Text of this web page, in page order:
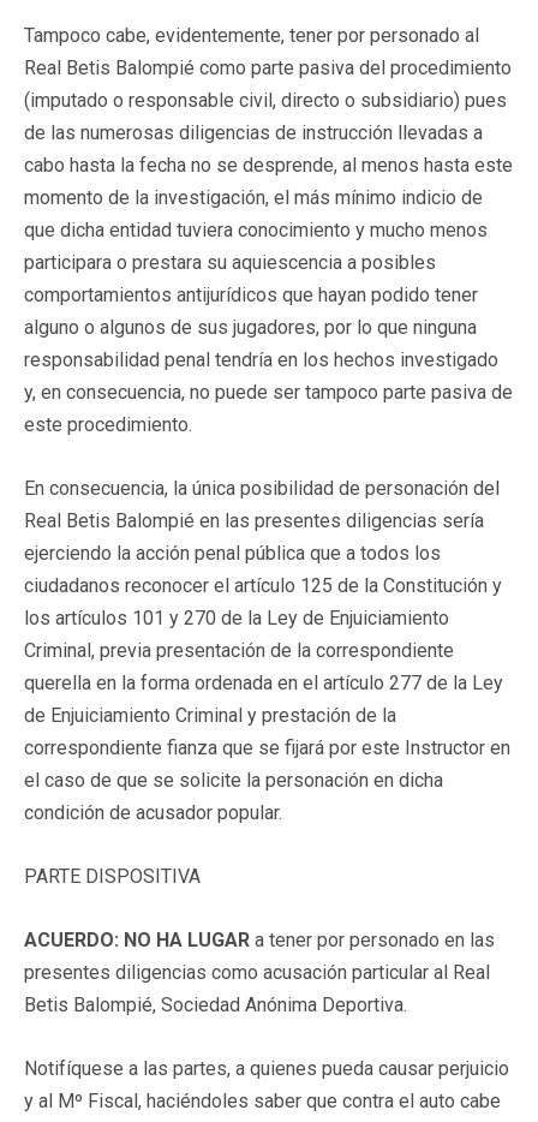
Tampoco cabe, evidentemente, tener por personado al
Real Betis Balompié como parte pasiva del procedimiento
(imputado o responsable civil, directo o subsidiario) pues
de las numerosas diligencias de instrucción llevadas a
cabo hasta la fecha no se desprende, al menos hasta este
momento de la investigación, el más mínimo indicio de
que dicha entidad tuviera conocimiento y mucho menos
participara o prestara su aquiescencia a posibles
comportamientos antijurídicos que hayan podido tener
alguno o algunos de sus jugadores, por lo que ninguna
responsabilidad penal tendría en los hechos investigado
y, en consecuencia, no puede ser tampoco parte pasiva de
este procedimiento.
En consecuencia, la única posibilidad de personación del
Real Betis Balompié en las presentes diligencias sería
ejerciendo la acción penal pública que a todos los
ciudadanos reconocer el artículo 125 de la Constitución y
los artículos 101 y 270 de la Ley de Enjuiciamiento
Criminal, previa presentación de la correspondiente
querella en la forma ordenada en el artículo 277 de la Ley
de Enjuiciamiento Criminal y prestación de la
correspondiente fianza que se fijará por este Instructor en
el caso de que se solicite la personación en dicha
condición de acusador popular.
PARTE DISPOSITIVA
ACUERDO: NO HA LUGAR a tener por personado en las
presentes diligencias como acusación particular al Real
Betis Balompié, Sociedad Anónima Deportiva.
Notifíquese a las partes, a quienes pueda causar perjuicio
y al Mº Fiscal, haciéndoles saber que contra el auto cabe